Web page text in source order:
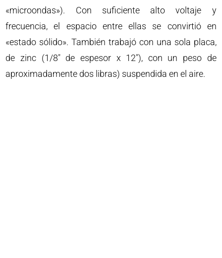
«microondas»). Con suficiente alto voltaje y
frecuencia, el espacio entre ellas se convirtió en
«estado sólido». También trabajó con una sola placa,
de zinc (1/8″ de espesor x 12″), con un peso de
aproximadamente dos libras) suspendida en el aire.